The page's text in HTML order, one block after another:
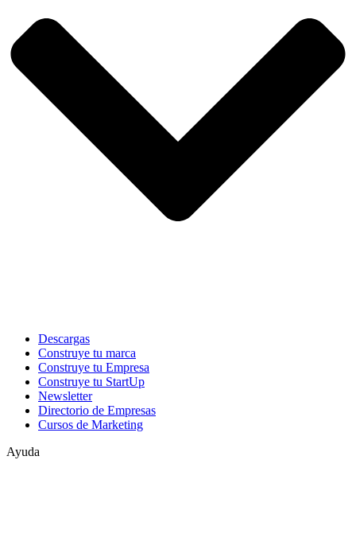
Descargas
Construye tu marca
Construye tu Empresa
Construye tu StartUp
Newsletter
Directorio de Empresas
Cursos de Marketing
Ayuda